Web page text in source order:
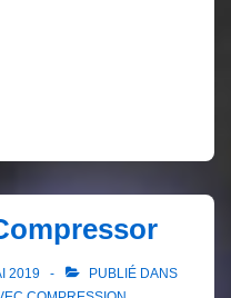
2019
PUBLIÉ DANS